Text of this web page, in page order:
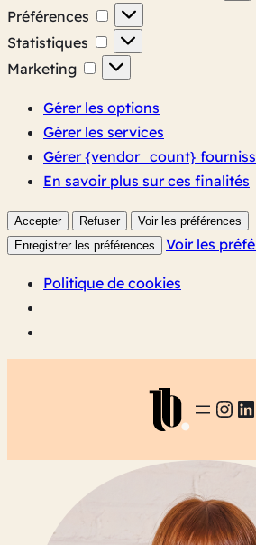
Préférences
Préférences
Statistiques
Statistiques
Marketing
Marketing
Gérer les options
Gérer les services
Gérer {vendor_count}
En savoir plus sur ces finalités
Accepter Refuser
Voir les préférences
Enregistrer les préférences
Voir les
Politique de cookies